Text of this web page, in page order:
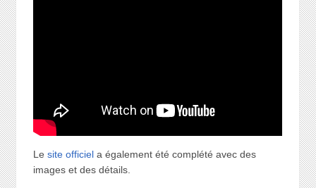
Le site officiela également été complété avec des
images et des détails.